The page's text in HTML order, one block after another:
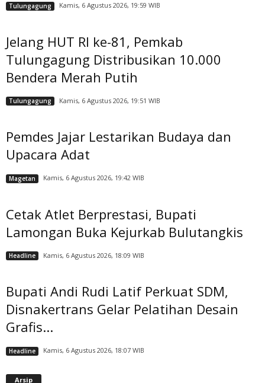
Tulungagung Kamis, 6 Agustus 2026, 19:59 WIB
Jelang HUT RI ke-81, Pemkab
Tulungagung Distribusikan 10.000
Bendera Merah Putih
Tulungagung Kamis, 6 Agustus 2026, 19:51 WIB
Pemdes Jajar Lestarikan Budaya dan
Upacara Adat
Magetan Kamis, 6 Agustus 2026, 19:42 WIB
Cetak Atlet Berprestasi, Bupati
Lamongan Buka Kejurkab Bulutangkis
Headline Kamis, 6 Agustus 2026, 18:09 WIB
Bupati Andi Rudi Latif Perkuat SDM,
Disnakertrans Gelar Pelatihan Desain
Grafis...
Headline Kamis, 6 Agustus 2026, 18:07 WIB
Arsip